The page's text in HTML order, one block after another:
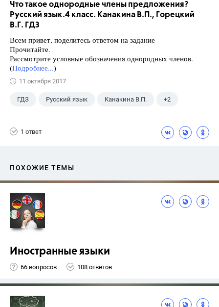
Что такое однородные члены предложения?
Русский язык.4 класс. Канакина В.П., Горецкий
В.Г. ГДЗ
Всем привет, поделитесь ответом на задание
Прочитайте.
Рассмотрите условные обозначения однородных членов.
(Подробнее...)
11 октября 2017
ГДЗ Русский язык Канакина В.П. +2
1 ответ
ПОХОЖИЕ ТЕМЫ
Иностранные языки
66 вопросов 108 ответов